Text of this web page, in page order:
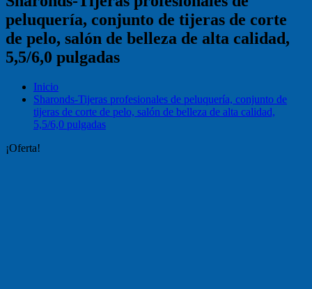
peluquería, conjunto de tijeras de corte
de pelo, salón de belleza de alta calidad,
5,5/6,0 pulgadas
Inicio
Sharonds-Tijeras profesionales de peluquería, conjunto de
tijeras de corte de pelo, salón de belleza de alta calidad,
5,5/6,0 pulgadas
¡Oferta!